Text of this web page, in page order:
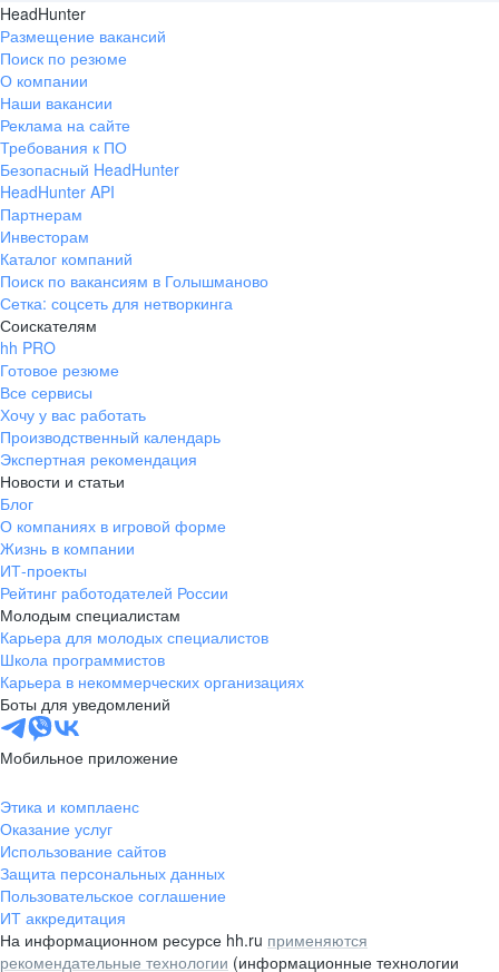
HeadHunter
Размещение вакансий
Поиск по резюме
О компании
Наши вакансии
Реклама на сайте
Требования к ПО
Безопасный HeadHunter
HeadHunter API
Партнерам
Инвесторам
Каталог компаний
Поиск по вакансиям в Голышманово
Сетка: соцсеть для нетворкинга
Соискателям
hh PRO
Готовое резюме
Все сервисы
Хочу у вас работать
Производственный календарь
Экспертная рекомендация
Новости и статьи
Блог
О компаниях в игровой форме
Жизнь в компании
ИТ-проекты
Рейтинг работодателей России
Молодым специалистам
Карьера для молодых специалистов
Школа программистов
Карьера в некоммерческих организациях
Боты для уведомлений
Мобильное приложение
Этика и комплаенс
Оказание услуг
Использование сайтов
Защита персональных данных
Пользовательское соглашение
ИТ аккредитация
На информационном ресурсе hh.ru применяются
рекомендательные технологии (информационные технологии